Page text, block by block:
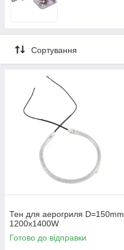
Сортування
Тен для аерогриля D=150mm
1200x1400W
Готово до відправки